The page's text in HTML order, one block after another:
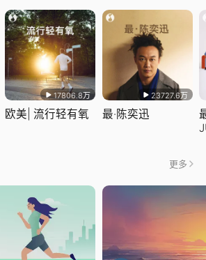
17806.8万
欧美| 流行轻有氧
23727.6万
最·陈奕迅
更多